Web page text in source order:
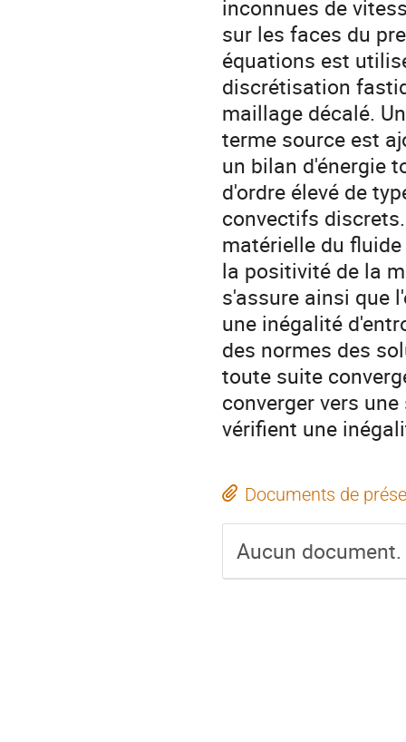
inconnues de
sur les faces du
équations est
discrétisation
maillage décalé.
terme source est
un bilan d'énergie
d'ordre élevé de
convectifs
matérielle du
la positivité de la
s'assure ainsi que
une inégalité
des normes des
toute suite
converger vers
vérifient une
Documents de
Aucun document.